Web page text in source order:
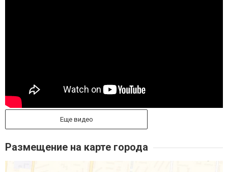
Еще видео
Размещение на карте города